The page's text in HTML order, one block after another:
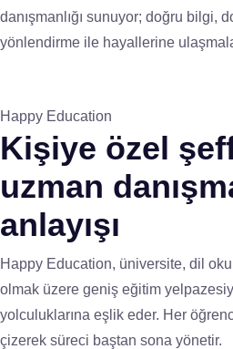
danışmanlığı sunuyor; doğru bilgi,
yönlendirme ile hayallerine
Happy Education
Kişiye özel
uzman
anlayışı
Happy Education, üniversite, dil
olmak üzere geniş eğitim
yolculuklarına eşlik eder. Her
çizerek süreci baştan sona yönetir.